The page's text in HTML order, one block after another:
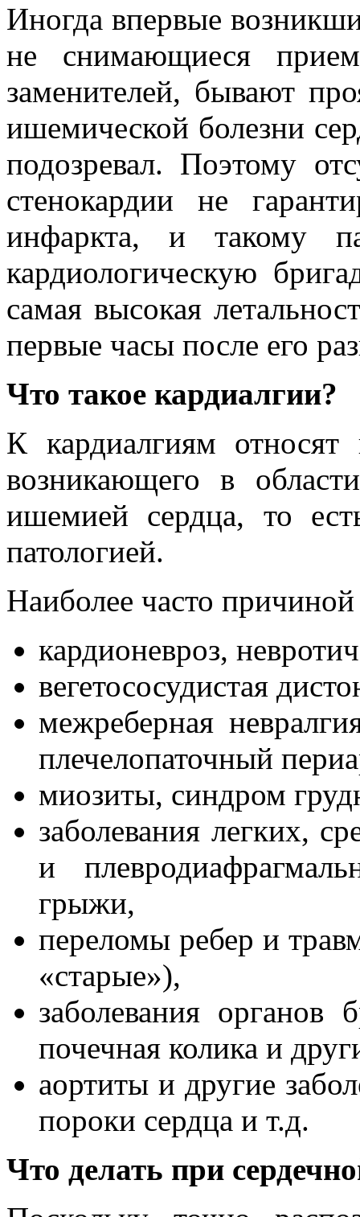
Иногда впервые
не снимающиеся
заменителей, бывают
ишемической болезни
подозревал. Поэтому
стенокардии не
инфаркта, и такому
кардиологическую
самая высокая
первые часы после его
Что такое кардиалгии?
К кардиалгиям
возникающего в
ишемией сердца, то
патологией.
Наиболее часто
кардионевроз,
вегетососудистая
межреберная
плечелопаточный
миозиты, синдром
заболевания легких,
и
грыжи,
переломы ребер и
«старые»),
заболевания органов
почечная колика и
аортиты и другие
пороки сердца и т.д.
Что делать при